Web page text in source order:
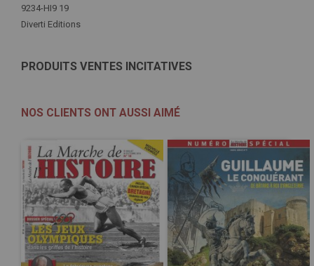
d'infos
9234-HI9 19
Diverti Editions
PRODUITS VENTES INCITATIVES
NOS CLIENTS ONT AUSSI AIMÉ